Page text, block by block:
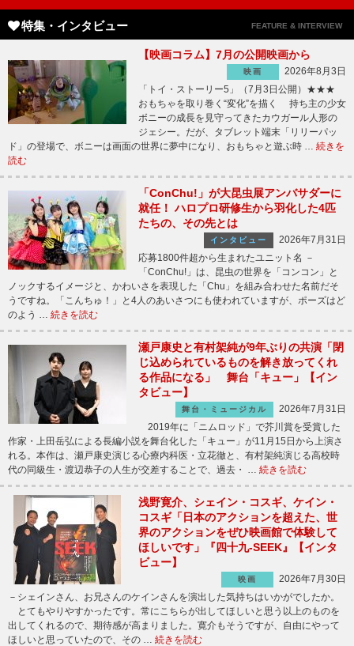
特集・インタビュー FEATURE & INTERVIEW
【映画コラム】7月の公開映画から
映画
2026年8月3日
「トイ・ストーリー5」（7月3日公開）★★★
おもちゃを取り巻く“変化”を描く 持ち主の少女
ボニーの成長を見守ってきたカウガール人形の
ジェシー。だが、タブレット端末「リリーパッ
ド」の登場で、ボニーは画面の世界に夢中になり、おもちゃと遊ぶ時 … 続きを
読む
「ConChu!」が大昆虫展アンバサダーに
就任！ ハロプロ研修生から羽化した4匹
たちの、その先とは
インタビュー
2026年7月31日
応募1800件超から生まれたユニット名 －
「ConChu!」は、昆虫の世界を「コンコン」と
ノックするイメージと、かわいさを表現した「Chu」を組み合わせた名前だそ
うですね。「こんちゅ！」と4人のあいさつにも使われていますが、ポーズはど
のよう … 続きを読む
瀬戸康史と有村架純が9年ぶりの共演「閉
じ込められているものを解き放ってくれ
る作品になる」 舞台「キュー」【イン
タビュー】
舞台・ミュージカル
2026年7月31日
2019年に「ニムロッド」で芥川賞を受賞した
作家・上田岳弘による長編小説を舞台化した「キュー」が11月15日から上演さ
れる。本作は、瀬戸康史演じる心療内科医・立花徹と、有村架純演じる高校時
代の同級生・渡辺恭子の人生が交差することで、過去・ … 続きを読む
浅野寛介、シェイン・コスギ、ケイン・
コスギ「日本のアクションを超えた、世
界のアクションをぜひ映画館で体験して
ほしいです」『四十九-SEEK』【インタ
ビュー】
映画
2026年7月30日
－シェインさん、お兄さんのケインさんを演出した気持ちはいかがでしたか。
とてもやりやすかったです。常にこちらが出してほしいと思う以上のものを
出してくれるので、期待感が高まりました。寛介もそうですが、自由にやって
ほしいと思っていたので、その … 続きを読む